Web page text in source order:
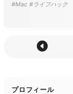
#Mac #ライフハック
プロフィール